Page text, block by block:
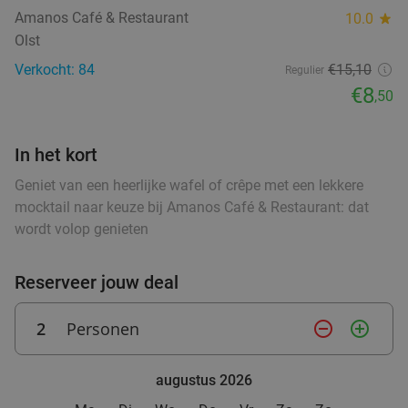
food
food
food
food
food
food
Eetcafé 't Centrum
9.6 star
Harskamp
Verkocht: 377 Regulier €31,05
€19,95
Lunch voor 2 bij Fletcher Hotels
Fletcher Hotels
Nunspeet
Wandelarrangement incl. warme drank +
gebak en 2-gangen keuzelunch bij
Amanos Café & Restaurant 10.0 star
Olst
Verkocht: 84
Regulier €15,10
€8,50
In het kort
Geniet van een heerlijke wafel of crêpe met een lekkere
mocktail naar keuze bij Amanos Café & Restaurant: dat
wordt volop genieten
Reserveer jouw deal
2 Personen remove_circle_outline add_circle_outline
augustus 2026